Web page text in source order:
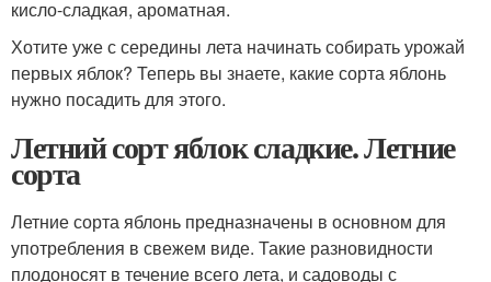
кисло-сладкая, ароматная.
Хотите уже с середины лета начинать собирать урожай
первых яблок? Теперь вы знаете, какие сорта яблонь
нужно посадить для этого.
Летний сорт яблок сладкие. Летние
сорта
Летние сорта яблонь предназначены в основном для
употребления в свежем виде. Такие разновидности
плодоносят в течение всего лета, и садоводы с